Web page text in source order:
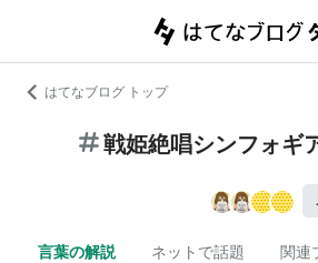
はてなブログ トップ
戦姫絶唱シンフォギ
言葉の解説 ネットで話題 関連